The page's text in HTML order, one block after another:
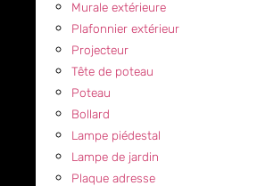
Murale extérieure
Plafonnier extérieur
Projecteur
Tête de poteau
Poteau
Bollard
Lampe piédestal
Lampe de jardin
Plaque adresse